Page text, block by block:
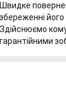
Швидке
збереженні
Здійснюємо
гарантійними